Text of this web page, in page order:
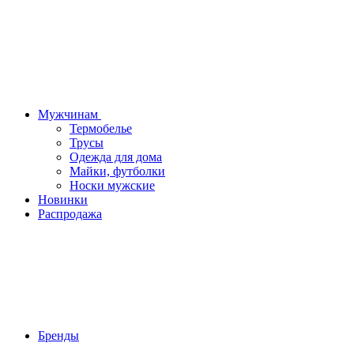
Мужчинам
Термобелье
Трусы
Одежда для дома
Майки, футболки
Носки мужские
Новинки
Распродажа
Бренды